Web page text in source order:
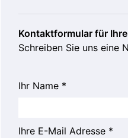
Kontaktformular für
Schreiben Sie uns eine
Ihr Name *
Ihre E-Mail Adresse *